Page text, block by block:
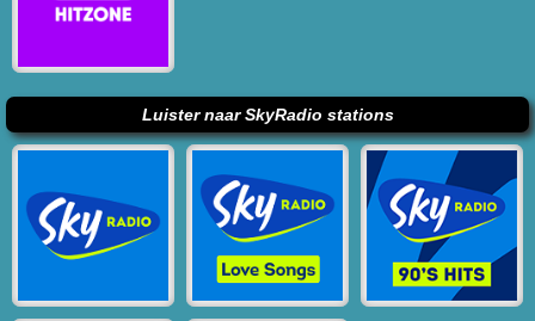
Luister naar SkyRadio stations